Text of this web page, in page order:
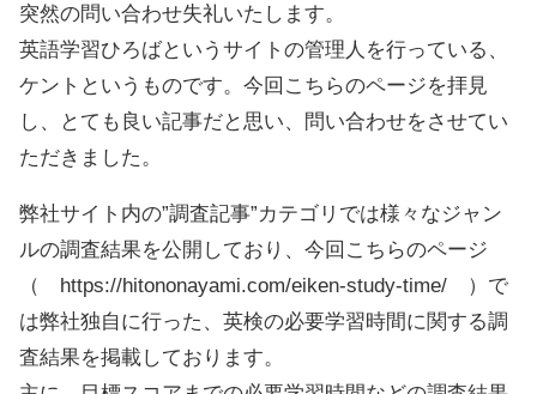
突然の問い合わせ失礼いたします。
英語学習ひろばというサイトの管理人を行っている、
ケントというものです。今回こちらのページを拝見
し、とても良い記事だと思い、問い合わせをさせてい
ただきました。
弊社サイト内の”調査記事”カテゴリでは様々なジャン
ルの調査結果を公開しており、今回こちらのページ
（ https://hitononayami.com/eiken-study-time/ ）で
は弊社独自に行った、英検の必要学習時間に関する調
査結果を掲載しております。